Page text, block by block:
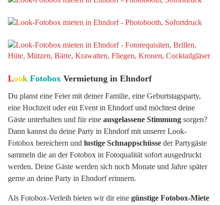
Look Fotobox Vermietung in Ehndorf
Du planst eine Feier mit deiner Familie, eine Geburtstagsparty,
eine Hochzeit oder ein Event in Ehndorf und möchtest deine
Gäste unterhalten und für eine ausgelassene Stimmung sorgen?
Dann kannst du deine Party in Ehndorf mit unserer Look-
Fotobox bereichern und lustige Schnappschüsse der Partygäste
sammeln die an der Fotobox in Fotoqualität sofort ausgedruckt
werden. Deine Gäste werden sich noch Monate und Jahre später
gerne an deine Party in Ehndorf erinnern.
Als Fotobox-Verleih bieten wir dir eine günstige Fotobox-Miete